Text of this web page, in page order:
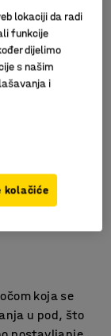
Slični proizvodi
koja se
u pod, što
lokaciji da radi
funkcije
dijelimo
s našim
i
kolačiće